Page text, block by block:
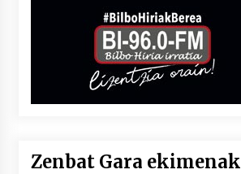
Zenbat Gara ekimenak